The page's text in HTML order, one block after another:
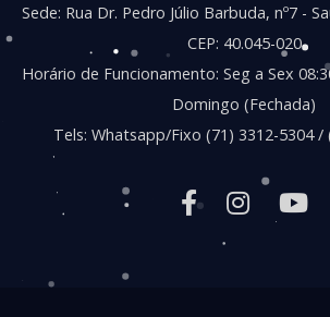
Sede: Rua Dr. Pedro Júlio Barbuda, nº7 -
CEP: 40.045-020
Horário de Funcionamento: Seg a Sex
Domingo (Fechada)
Tels: Whatsapp/Fixo (71) 3312-5304 /